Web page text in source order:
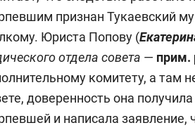
признан Тукаевский
Юриста Попову (
отдела совета — прим.
комитету, а там
доверенность она
и написала заявление,